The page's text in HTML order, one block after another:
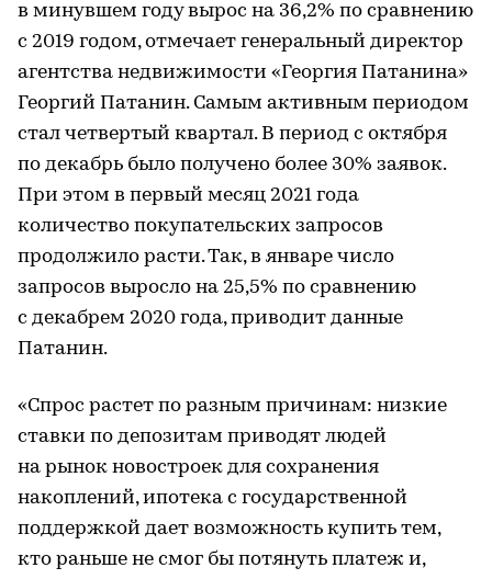
в минувшем году вырос на 36,2% по сравнению
с 2019 годом, отмечает генеральный директор
агентства недвижимости «Георгия Патанина»
Георгий Патанин. Самым активным периодом
стал четвертый квартал. В период с октября
по декабрь было получено более 30% заявок.
При этом в первый месяц 2021 года
количество покупательских запросов
продолжило расти. Так, в январе число
запросов выросло на 25,5% по сравнению
с декабрем 2020 года, приводит данные
Патанин.
«Спрос растет по разным причинам: низкие
ставки по депозитам приводят людей
на рынок новостроек для сохранения
накоплений, ипотека с государственной
поддержкой дает возможность купить тем,
кто раньше не смог бы потянуть платеж и,